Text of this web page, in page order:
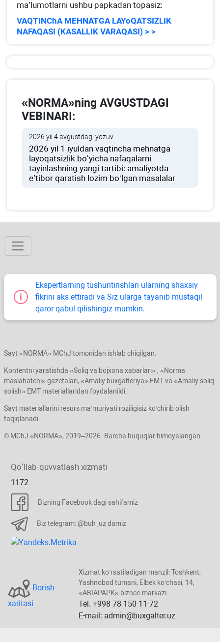
ma’lumotlarni ushbu papkadan topasiz:
VAQTINChA MEHNATGA LAYoQATSIZLIK
NAFAQASI (KASALLIK VARAQASI) > >
«NORMA»ning AVGUSTDAGI
VEBINARI:
2026 yil 4 avgustdagi yozuv
2026 yil 1 iyuldan vaqtincha mehnatga
layoqatsizlik boʻyicha nafaqalarni
tayinlashning yangi tartibi: amaliyotda
e’tibor qaratish lozim boʻlgan masalalar
Ekspertlarning tushuntirishlari ularning shaхsiy
fikrini aks ettiradi va Siz ularga tayanib mustaqil
qaror qabul qilishingiz mumkin.
Sayt «NORMA» MChJ tomonidan ishlab chiqilgan.
Kontentni yaratishda «Soliq va bojхona хabarlari» , «Norma
maslahatchi» gazetalari, «Amaliy buхgalteriya» EMT va «Amaliy soliq
solish» EMT materiallaridan foydalanildi.
Sayt materiallarini resurs ma’muriyati roziligisiz koʻchirib olish
taqiqlanadi.
© MChJ «NORMA», 2019–2026. Barcha huquqlar himoyalangan.
Qoʻllab-quvvatlash хizmati
1172
Bizning Facebook dagi sahifamiz
Biz telegram: @buh_uz damiz
Borish
хaritasi
Xizmat koʻrsatiladigan manzil: Toshkent,
Yashnobod tumani, Elbek koʻchasi, 14,
«ABIAPAPK» biznec-markazi
Tel. +998 78 150-11-72
E-mail: admin@buxgalter.uz